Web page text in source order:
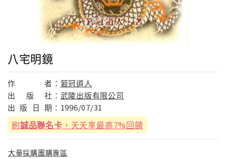
八宅明鏡
作 者： 箬冠道人
出
版 社： 武陵出版有限公司
出 版 日 期： 1996/07/31
刷誠品聯名卡 ，天天享最高7%回饋
大量採購團購專區